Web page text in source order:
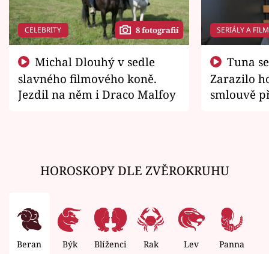
CELEBRITY 8 fotografií
slavného filmového koně.
Jezdil na něm i Draco Malfoy
SERIÁLY A
Zarazilo
smlouvě
HOROSKOPY DLE ZVĚROKRUHU
Beran Býk Blíženci Rak Lev Panna